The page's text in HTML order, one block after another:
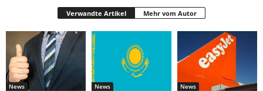
Verwandte Artikel Mehr vom Autor
News News News